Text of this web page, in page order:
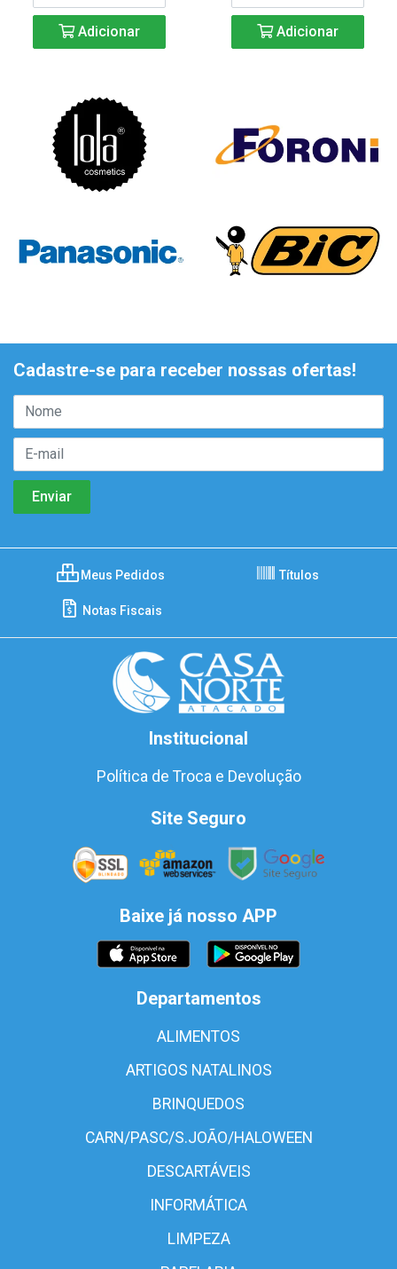
Adicionar Adicionar
Cadastre-se para receber nossas ofertas!
Meus Pedidos Títulos
Notas Fiscais
Institucional
Política de Troca e Devolução
Site Seguro
Baixe já nosso APP
Departamentos
ALIMENTOS
ARTIGOS NATALINOS
BRINQUEDOS
CARN/PASC/S.JOÃO/HALOWEEN
DESCARTÁVEIS
INFORMÁTICA
LIMPEZA